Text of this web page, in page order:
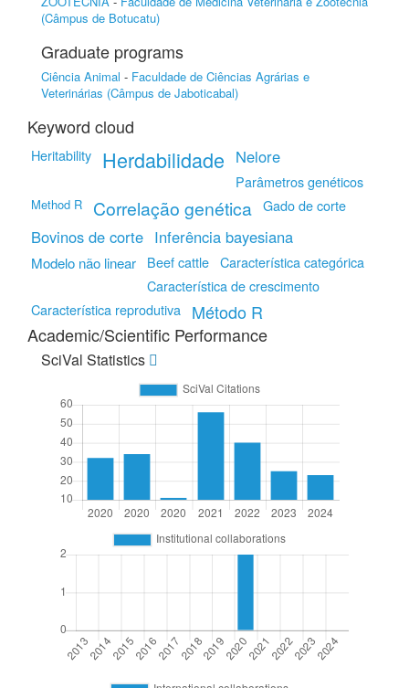
(Câmpus de Botucatu)
Graduate programs
Ciência Animal - Faculdade de Ciências Agrárias e
Veterinárias (Câmpus de Jaboticabal)
Keyword cloud
Heritability Herdabilidade Nelore
Parâmetros genéticos
Method R Correlação genética Gado de corte
Bovinos de corte Inferência bayesiana
Modelo não linear Beef cattle Característica categórica
Característica de crescimento
Característica reprodutiva
Método R
Academic/Scientific Performance
SciVal Statistics